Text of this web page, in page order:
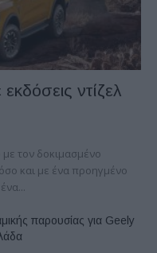
ντίζελ
με τον δοκιμασμένο
και με ένα προηγμένο
παρουσίας για Geely